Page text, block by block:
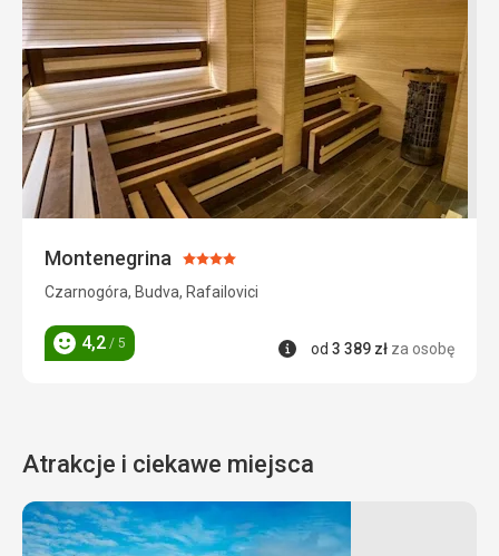
Montenegrina Ocena:
4/5
Czarnogóra, Budva, Rafailovici
Ocena
4,2 / 5 Informacje
od 3 389 zł za osobę
Atrakcje i ciekawe miejsca